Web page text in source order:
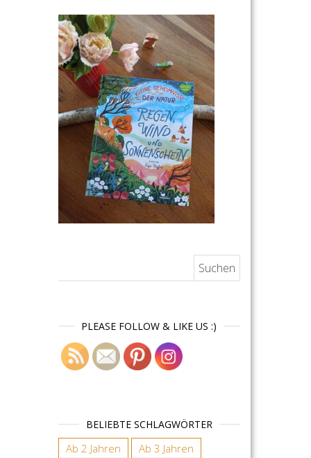
PLEASE FOLLOW & LIKE US :)
BELIEBTE SCHLAGWÖRTER
Ab 2 Jahren
Ab 3 Jahren